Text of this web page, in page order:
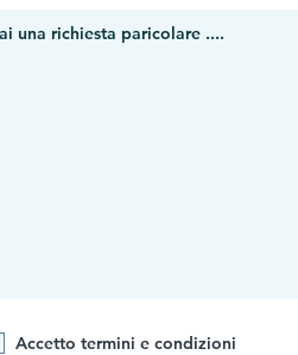
Accetto termini e condizioni